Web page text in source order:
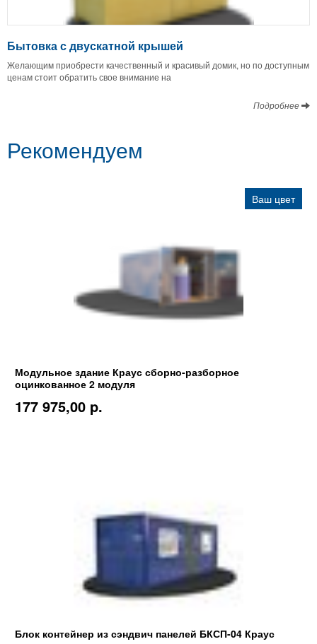
Бытовка с двускатной крышей
Желающим приобрести качественный и красивый домик, но по доступным
ценам стоит обратить свое внимание на
Подробнее
Рекомендуем
Ваш цвет
Модульное здание Краус сборно-разборное
оцинкованное 2 модуля
177 975,00 p.
Блок контейнер из сэндвич панелей БКСП-04 Краус